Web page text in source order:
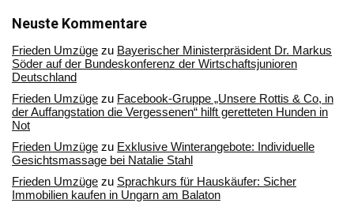
Archiv
Neuste Kommentare
Frieden Umzüge zu Bayerischer Ministerpräsident Dr. Markus
Söder auf der Bundeskonferenz der Wirtschaftsjunioren
Deutschland
Frieden Umzüge zu Facebook-Gruppe „Unsere Rottis & Co, in
der Auffangstation die Vergessenen“ hilft geretteten Hunden in
Not
Frieden Umzüge zu Exklusive Winterangebote: Individuelle
Gesichtsmassage bei Natalie Stahl
Frieden Umzüge zu Sprachkurs für Hauskäufer: Sicher
Immobilien kaufen in Ungarn am Balaton